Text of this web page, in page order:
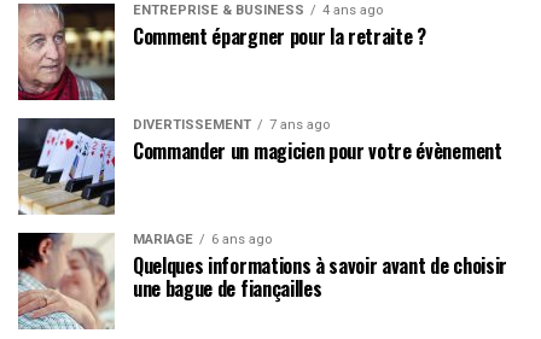
ENTREPRISE & BUSINESS 4 ans ago
Comment épargner pour la retraite ?
DIVERTISSEMENT 7 ans ago
Commander un magicien pour votre évènement
MARIAGE 6 ans ago
Quelques informations à savoir avant de choisir
une bague de fiançailles